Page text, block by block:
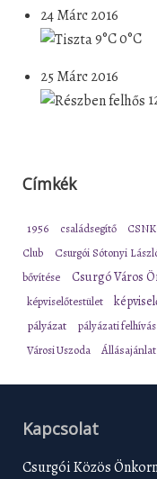
24 Márc 2016
9°C0°C
25 Márc 2016
Címkék
1956 családsegítő
Club
Csurgói Sótonyi
bővítése
Csurgó Város
képviselőtestület
pályázat pályázati felhívás
Városi Uszoda
Állásajánlat
Kapcsolat
Csurgói Közös